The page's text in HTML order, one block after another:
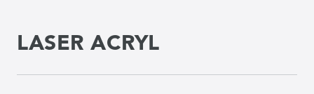
LASER ACRYL